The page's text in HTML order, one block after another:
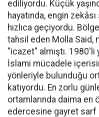
ediliyordu. Küçük
hayatında, engin
hızlıca geçiyordu.
tahsil eden Molla Said,
"icazet" almıştı. 1980'li
İslami mücadele
yönleriyle bulunduğu
katıyordu. En zorlu
ortamlarında daima en
edercesine gayret sarf